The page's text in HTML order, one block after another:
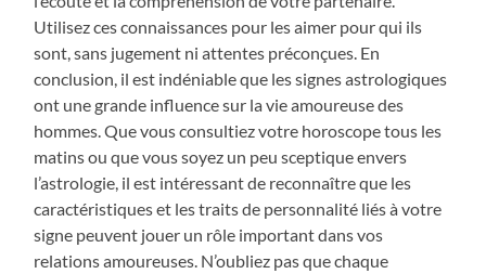
Utilisez ces connaissances pour les aimer pour qui ils
sont, sans jugement ni attentes préconçues. En
conclusion, il est indéniable que les signes astrologiques
ont une grande influence sur la vie amoureuse des
hommes. Que vous consultiez votre horoscope tous les
matins ou que vous soyez un peu sceptique envers
l’astrologie, il est intéressant de reconnaître que les
caractéristiques et les traits de personnalité liés à votre
signe peuvent jouer un rôle important dans vos
relations amoureuses. N’oubliez pas que chaque